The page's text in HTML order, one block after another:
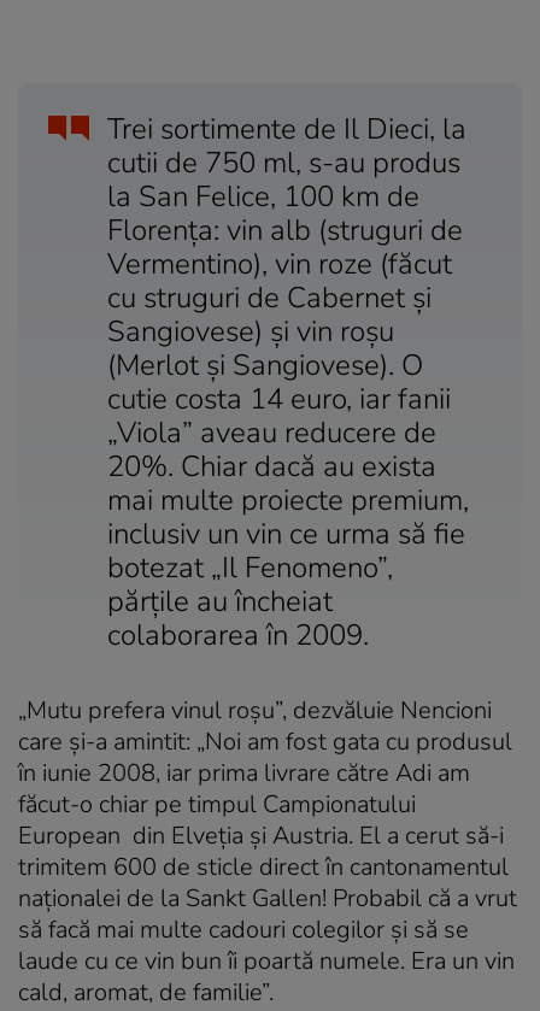
Trei sortimente de Il Dieci, la
cutii de 750 ml, s-au produs
la San Felice, 100 km de
Florenţa: vin alb (struguri de
Vermentino), vin roze (făcut
cu struguri de Cabernet şi
Sangiovese) şi vin roşu
(Merlot şi Sangiovese). O
cutie costa 14 euro, iar fanii
„Viola” aveau reducere de
20%. Chiar dacă au exista
mai multe proiecte premium,
inclusiv un vin ce urma să fie
botezat „Il Fenomeno”,
părţile au încheiat
colaborarea în 2009.
„Mutu prefera vinul roşu”, dezvăluie Nencioni
care şi-a amintit: „Noi am fost gata cu produsul
în iunie 2008, iar prima livrare către Adi am
făcut-o chiar pe timpul Campionatului
European din Elveţia şi Austria. El a cerut să-i
trimitem 600 de sticle direct în cantonamentul
naţionalei de la Sankt Gallen! Probabil că a vrut
să facă mai multe cadouri colegilor şi să se
laude cu ce vin bun îi poartă numele. Era un vin
cald, aromat, de familie”.